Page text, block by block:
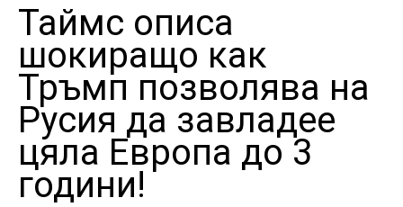
Таймс описа
шокиращо как
Тръмп позволява на
Русия да завладее
цяла Европа до 3
години!